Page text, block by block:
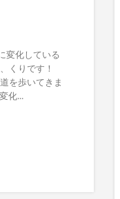
変化している
くりです！
を歩いてきま
化...